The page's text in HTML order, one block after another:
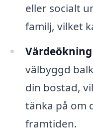
eller socialt
familj, vilket
välbyggd
din bostad,
tänka på om
framtiden.